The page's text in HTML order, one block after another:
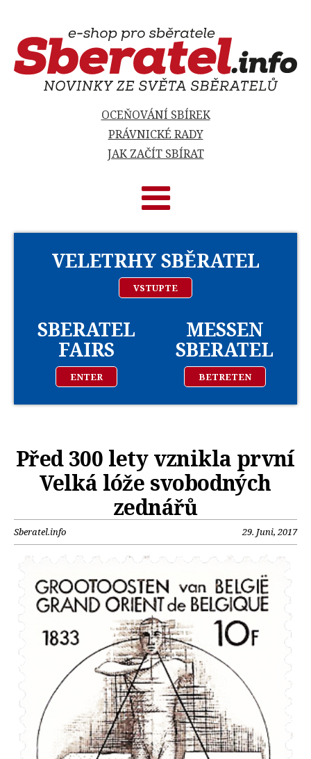
OCEŇOVÁNÍ SBÍREK
PRÁVNICKÉ RADY
JAK ZAČÍT SBÍRAT
VELETRHY SBĚRATEL
VSTUPTE
SBERATEL
FAIRS
ENTER
MESSEN
SBERATEL
BETRETEN
Před 300 lety vznikla první
Velká lóže svobodných
zednářů
Sberatel.info 29. Juni, 2017